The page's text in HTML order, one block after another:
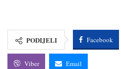
PODIJELI Facebook
Viber Email